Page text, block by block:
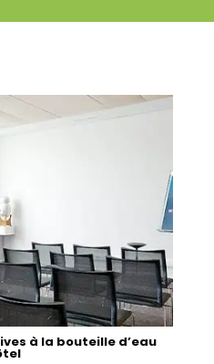
à la bouteille d’eau